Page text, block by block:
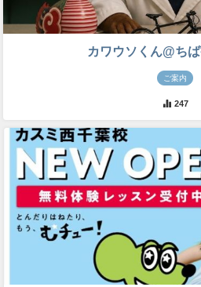
カワウソくん@ち
ご案内
247